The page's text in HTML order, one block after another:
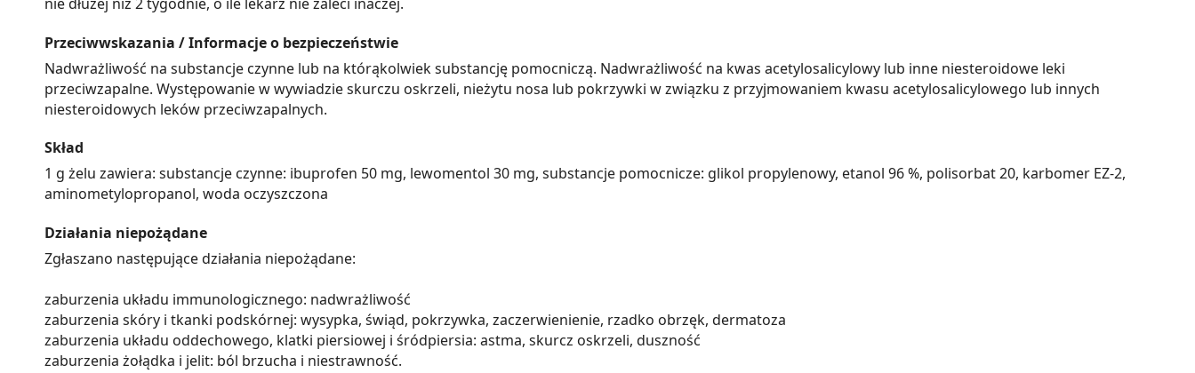
Przeciwwskazania / Informacje o bezpieczeństwie
Nadwrażliwość na substancje czynne lub na którąkolwiek substancję pomocniczą. Nadwrażliwość na kwas acetylosalicylowy lub inne niesteroidowe leki
przeciwzapalne. Występowanie w wywiadzie skurczu oskrzeli, nieżytu nosa lub pokrzywki w związku z przyjmowaniem kwasu acetylosalicylowego lub innych
niesteroidowych leków przeciwzapalnych.
Skład
1 g żelu zawiera: substancje czynne: ibuprofen 50 mg, lewomentol 30 mg, substancje pomocnicze: glikol propylenowy, etanol 96 %, polisorbat 20, karbomer EZ-2,
aminometylopropanol, woda oczyszczona
Działania niepożądane
Zgłaszano następujące działania niepożądane:
zaburzenia układu immunologicznego: nadwrażliwość
zaburzenia skóry i tkanki podskórnej: wysypka, świąd, pokrzywka, zaczerwienienie, rzadko obrzęk, dermatoza
zaburzenia układu oddechowego, klatki piersiowej i śródpiersia: astma, skurcz oskrzeli, duszność
zaburzenia żołądka i jelit: ból brzucha i niestrawność.